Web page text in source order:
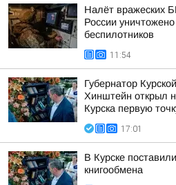
Налёт вражеских
России
беспилотников
11:54
Губернатор
Хинштейн открыл
Курска первую
17:01
В Курске
книгообмена